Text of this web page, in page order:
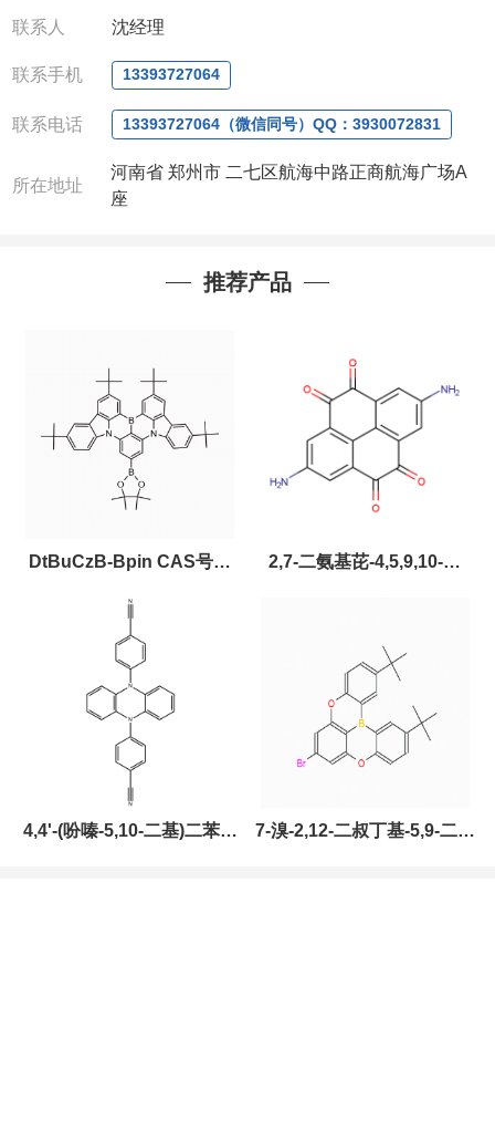
:0371-63377391/13393727064
QQ:3930072831
微信 :13393727064
联系人: 沈晓东(欢迎致电
联系人 沈经理
联系手机 13393727064
联系电话 13393727064（微信同号）QQ：3930072831
所在地址
河南省 郑州市 二七区航海中路正商航海广场A
座
推荐产品
DtBuCzB-Bpin CAS号：
2643331-97-7
2,7-二氨基芘-4,5,9,10-四
现货促销，可分装，高校研
究所 先发后付
4,4'-(吩嗪-5,10-二基)二苯甲 7-溴-2,12-二叔丁基-5,9-二氧